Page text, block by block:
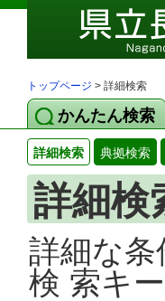
トップページ > 詳細検索
かんたん検索
詳細検索 典拠検索
詳細検
詳細な
検 索キ